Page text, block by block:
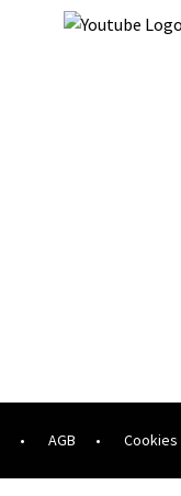
• AGB • Cookies